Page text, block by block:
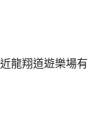
龍翔道遊樂場有